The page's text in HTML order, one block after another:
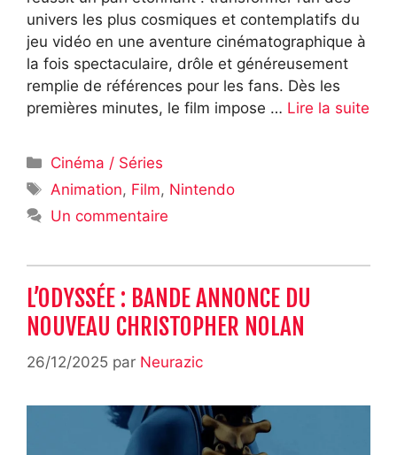
univers les plus cosmiques et contemplatifs du
jeu vidéo en une aventure cinématographique à
la fois spectaculaire, drôle et généreusement
remplie de références pour les fans. Dès les
premières minutes, le film impose … Lire la suite
Catégories
Cinéma / Séries
Étiquettes
Animation, Film, Nintendo
Un commentaire
L’ODYSSÉE : BANDE ANNONCE DU
NOUVEAU CHRISTOPHER NOLAN
26/12/2025 par Neurazic